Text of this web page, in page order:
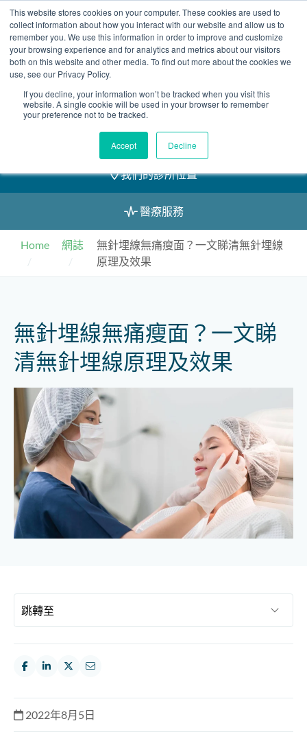
This website stores cookies on your computer. These cookies are used to
collect information about how you interact with our website and allow us to
remember you. We use this information in order to improve and customize
your browsing experience and for analytics and metrics about our visitors
both on this website and other media. To find out more about the cookies we
use, see our Privacy Policy.
If you decline, your information won’t be tracked when you visit this
website. A single cookie will be used in your browser to remember
your preference not to be tracked.
Accept Decline
Skip
to
content
2155 9055
預約
我們的醫護團隊
我們的診所位置
醫療服務
Home 網誌
無針埋線無痛瘦面？一文睇清無針埋線
原理及效果
無針埋線無痛瘦面？一文睇
清無針埋線原理及效果
2022年8月5日